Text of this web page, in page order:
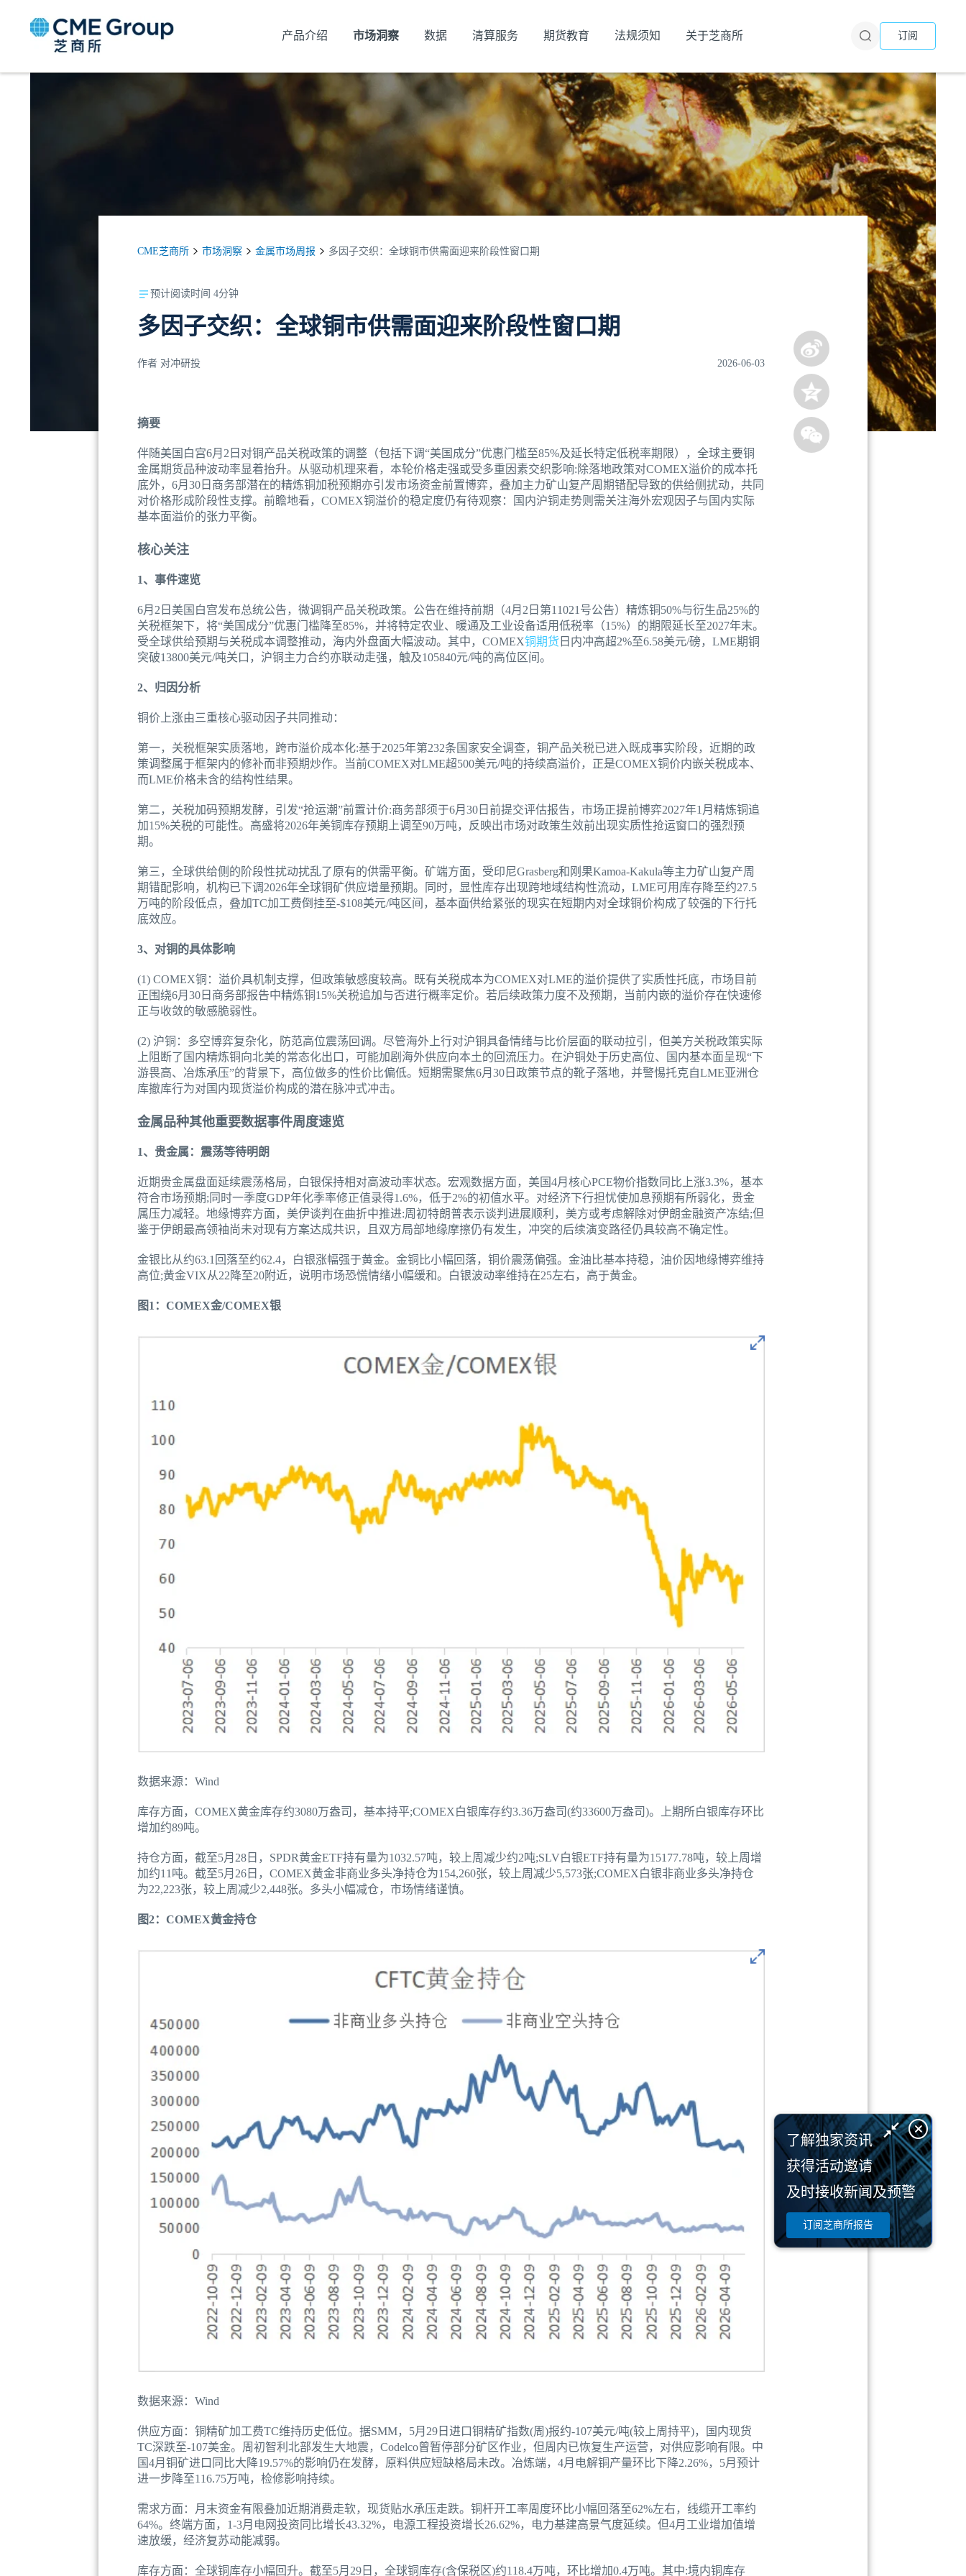
产品介绍 市场洞察 数据 清算服务 期货教育 法规须知 关于芝商所 订阅
CME芝商所 市场洞察 金属市场周报 多因子交织：全球铜市供需面迎来阶段性窗口期
预计阅读时间 4分钟
多因子交织：全球铜市供需面迎来阶段性窗口期
作者 对冲研投 2026-06-03
摘要
伴随美国白宫6月2日对铜产品关税政策的调整（包括下调“美国成分”优惠门槛至85%及延长特定低税率期限），全球主要铜
金属期货品种波动率显着抬升。从驱动机理来看，本轮价格走强或受多重因素交织影响:除落地政策对COMEX溢价的成本托
底外，6月30日商务部潜在的精炼铜加税预期亦引发市场资金前置博弈，叠加主力矿山复产周期错配导致的供给侧扰动，共同
对价格形成阶段性支撑。前瞻地看，COMEX铜溢价的稳定度仍有待观察：国内沪铜走势则需关注海外宏观因子与国内实际
基本面溢价的张力平衡。
核心关注
1、事件速览
6月2日美国白宫发布总统公告，微调铜产品关税政策。公告在维持前期（4月2日第11021号公告）精炼铜50%与衍生品25%的
关税框架下，将“美国成分”优惠门槛降至85%，并将特定农业、暖通及工业设备适用低税率（15%）的期限延长至2027年末。
受全球供给预期与关税成本调整推动，海内外盘面大幅波动。其中，COMEX铜期货 日内冲高超2%至6.58美元/磅，LME期铜
突破13800美元/吨关口，沪铜主力合约亦联动走强，触及105840元/吨的高位区间。
2、归因分析
铜价上涨由三重核心驱动因子共同推动：
第一，关税框架实质落地，跨市溢价成本化:基于2025年第232条国家安全调查，铜产品关税已进入既成事实阶段，近期的政
策调整属于框架内的修补而非预期炒作。当前COMEX对LME超500美元/吨的持续高溢价，正是COMEX铜价内嵌关税成本、
而LME价格未含的结构性结果。
第二，关税加码预期发酵，引发“抢运潮”前置计价:商务部须于6月30日前提交评估报告，市场正提前博弈2027年1月精炼铜追
加15%关税的可能性。高盛将2026年美铜库存预期上调至90万吨，反映出市场对政策生效前出现实质性抢运窗口的强烈预
期。
第三，全球供给侧的阶段性扰动扰乱了原有的供需平衡。矿端方面，受印尼Grasberg和刚果Kamoa-Kakula等主力矿山复产周
期错配影响，机构已下调2026年全球铜矿供应增量预期。同时，显性库存出现跨地域结构性流动，LME可用库存降至约27.5
万吨的阶段低点，叠加TC加工费倒挂至-$108美元/吨区间，基本面供给紧张的现实在短期内对全球铜价构成了较强的下行托
底效应。
3、对铜的具体影响
(1) COMEX铜：溢价具机制支撑，但政策敏感度较高。既有关税成本为COMEX对LME的溢价提供了实质性托底，市场目前
正围绕6月30日商务部报告中精炼铜15%关税追加与否进行概率定价。若后续政策力度不及预期，当前内嵌的溢价存在快速修
正与收敛的敏感脆弱性。
(2) 沪铜：多空博弈复杂化，防范高位震荡回调。尽管海外上行对沪铜具备情绪与比价层面的联动拉引，但美方关税政策实际
上阻断了国内精炼铜向北美的常态化出口，可能加剧海外供应向本土的回流压力。在沪铜处于历史高位、国内基本面呈现“下
游畏高、冶炼承压”的背景下，高位做多的性价比偏低。短期需聚焦6月30日政策节点的靴子落地，并警惕托克自LME亚洲仓
库撤库行为对国内现货溢价构成的潜在脉冲式冲击。
金属品种其他重要数据事件周度速览
1、贵金属：震荡等待明朗
近期贵金属盘面延续震荡格局，白银保持相对高波动率状态。宏观数据方面，美国4月核心PCE物价指数同比上涨3.3%，基本
符合市场预期;同时一季度GDP年化季率修正值录得1.6%，低于2%的初值水平。对经济下行担忧使加息预期有所弱化，贵金
属压力减轻。地缘博弈方面，美伊谈判在曲折中推进:周初特朗普表示谈判进展顺利，美方或考虑解除对伊朗金融资产冻结;但
鉴于伊朗最高领袖尚未对现有方案达成共识，且双方局部地缘摩擦仍有发生，冲突的后续演变路径仍具较高不确定性。
金银比从约63.1回落至约62.4，白银涨幅强于黄金。金铜比小幅回落，铜价震荡偏强。金油比基本持稳，油价因地缘博弈维持
高位;黄金VIX从22降至20附近，说明市场恐慌情绪小幅缓和。白银波动率维持在25左右，高于黄金。
图1：COMEX金/COMEX银
数据来源：Wind
库存方面，COMEX黄金库存约3080万盎司，基本持平;COMEX白银库存约3.36万盎司(约33600万盎司)。上期所白银库存环比
增加约89吨。
持仓方面，截至5月28日，SPDR黄金ETF持有量为1032.57吨，较上周减少约2吨;SLV白银ETF持有量为15177.78吨，较上周增
加约11吨。截至5月26日，COMEX黄金非商业多头净持仓为154,260张，较上周减少5,573张;COMEX白银非商业多头净持仓
为22,223张，较上周减少2,448张。多头小幅减仓，市场情绪谨慎。
图2：COMEX黄金持仓
数据来源：Wind
供应方面：铜精矿加工费TC维持历史低位。据SMM，5月29日进口铜精矿指数(周)报约-107美元/吨(较上周持平)，国内现货
TC深跌至-107美金。周初智利北部发生大地震，Codelco曾暂停部分矿区作业，但周内已恢复生产运营，对供应影响有限。中
国4月铜矿进口同比大降19.57%的影响仍在发酵，原料供应短缺格局未改。冶炼端，4月电解铜产量环比下降2.26%，5月预计
进一步降至116.75万吨，检修影响持续。
需求方面：月末资金有限叠加近期消费走软，现货贴水承压走跌。铜杆开工率周度环比小幅回落至62%左右，线缆开工率约
64%。终端方面，1-3月电网投资同比增长43.32%，电源工程投资增长26.62%，电力基建高景气度延续。但4月工业增加值增
速放缓，经济复苏动能减弱。
库存方面：全球铜库存小幅回升。截至5月29日，全球铜库存(含保税区)约118.4万吨，环比增加0.4万吨。其中:境内铜库存
了解独家资讯
获得活动邀请
及时接收新闻及预警
订阅芝商所报告